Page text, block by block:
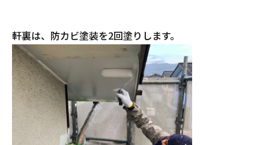
軒裏は、防カビ塗装を2回塗りします。